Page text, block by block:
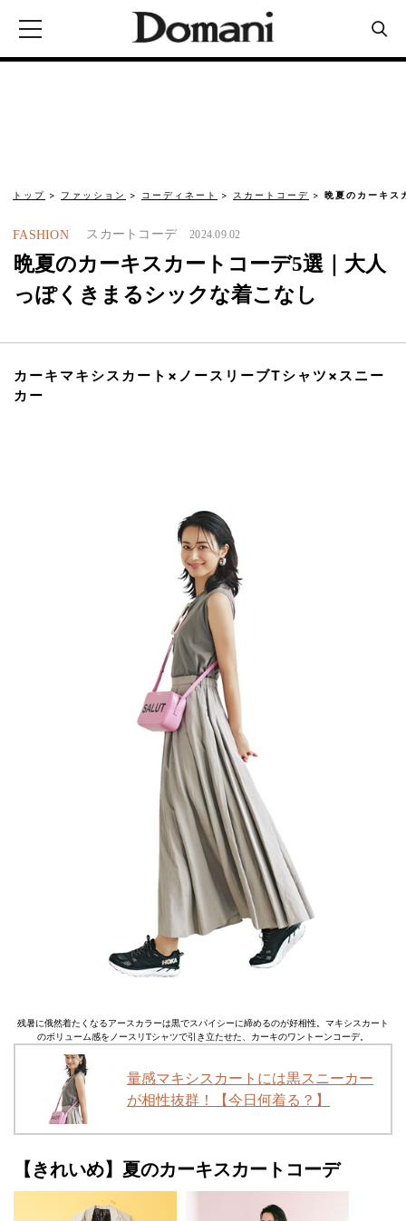
トップ ファッション コーディネート スカートコーデ 晩夏のカーキス
FASHION スカートコーデ 2024.09.02
晩夏のカーキスカートコーデ5選｜大人
っぽくきまるシックな着こなし
カーキマキシスカート×ノースリーブTシャツ×スニー
カー
残暑に俄然着たくなるアースカラーは黒でスパイシーに締めるのが好相性。マキシスカート
のボリューム感をノースリTシャツで引き立たせた、カーキのワントーンコーデ。
量感マキシスカートには黒スニーカー
が相性抜群！【今日何着る？】
【きれいめ】夏のカーキスカートコーデ